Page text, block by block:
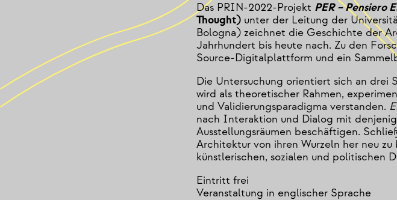
Das PRIN-2022-Projekt PER – Pensiero
Thought) unter der Leitung der
Bologna) zeichnet die Geschichte der
Jahrhundert bis heute nach. Zu den
Source-Digitalplattform und ein
Die Untersuchung orientiert sich an drei
wird als theoretischer Rahmen,
und Validierungsparadigma verstanden.
nach Interaktion und Dialog mit
Ausstellungsräumen beschäftigen.
Architektur von ihren Wurzeln her neu
künstlerischen, sozialen und politischen
Eintritt frei
Veranstaltung in englischer Sprache